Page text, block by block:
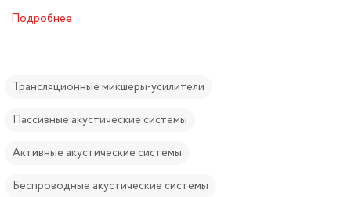
Подробнее
Трансляционные микшеры-усилители
Пассивные акустические системы
Активные акустические системы
Беспроводные акустические системы